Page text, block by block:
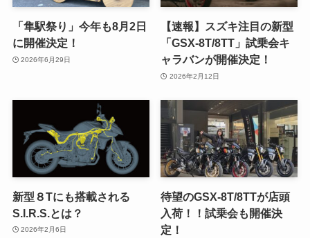
「隼駅祭り」今年も8月2日
に開催決定！
2026年6月29日
【速報】スズキ注目の新型
「GSX-8T/8TT」試乗会キ
ャラバンが開催決定！
2026年2月12日
新型８Tにも搭載される
S.I.R.S.とは？
2026年2月6日
待望のGSX-8T/8TTが店頭
入荷！！試乗会も開催決
定！